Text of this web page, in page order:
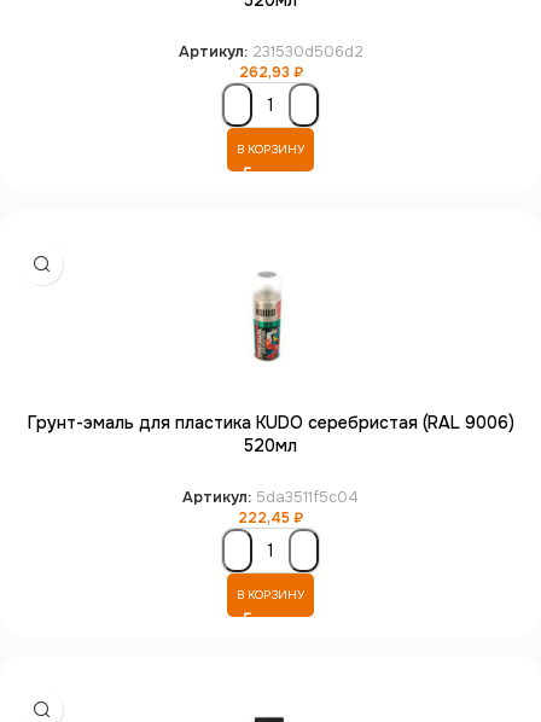
Артикул: 231530d506d2
262,93₽
В КОРЗИНУ
Грунт-эмаль для пластика KUDO серебристая (RAL 9006)
520мл
Артикул: 5da3511f5c04
222,45₽
В КОРЗИНУ